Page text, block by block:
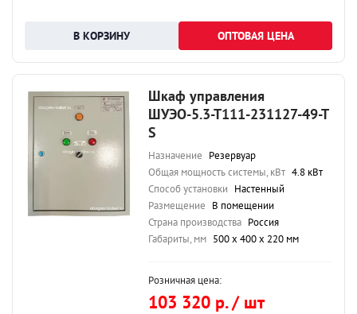
ОПТОВАЯ ЦЕНА
Шкаф управления
ШУЭО-5.3-Т111-231127-49-Т
S
Назначение Резервуар
Общая мощность системы, кВт 4.8 кВт
Способ установки Настенный
Размещение В помещении
Страна производства Россия
Габариты, мм 500 х 400 х 220 мм
Розничная цена:
103 320 р. / шт